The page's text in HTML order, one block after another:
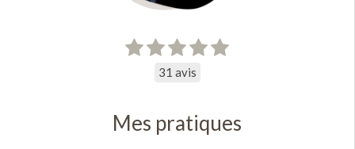
31 avis
Mes pratiques